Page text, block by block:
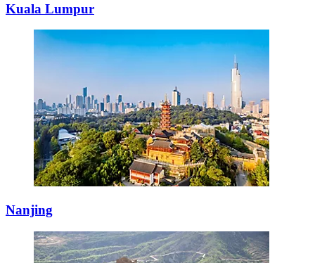
Kuala Lumpur
Nanjing